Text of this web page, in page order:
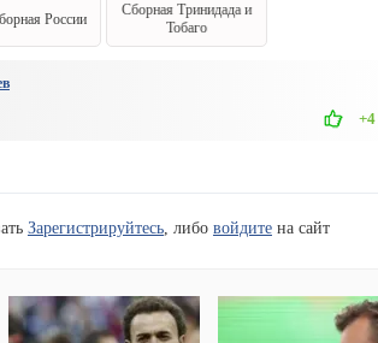
России
Сборная Тринидада и
Тобаго
+4
Зарегистрируйтесь, либо войдитена сайт